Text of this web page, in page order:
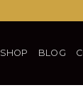
SHOP BLOG